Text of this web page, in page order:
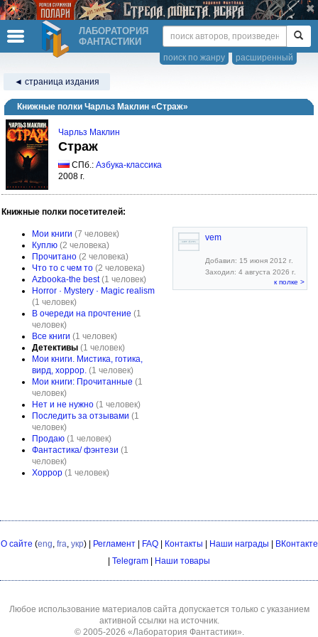
ЛАБОРАТОРИЯ
ФАНТАСТИКИ
расширенный
поиск по жанру
◄ страница издания
Книжные полки Чарльз Маклин «Страж»
Чарльз Маклин
Страж
СПб.: Азбука-классика
2008 г.
Книжные полки посетителей:
Мои книги (7 человек)
Куплю (2 человека)
Прочитано (2 человека)
Что то с чем то (2 человека)
Azbooka-the best (1 человек)
Horror · Mystery · Magic realism
(1 человек)
В очереди на прочтение (1
человек)
Все книги (1 человек)
Детективы (1 человек)
Мои книги. Мистика, готика,
вирд, хоррор. (1 человек)
Мои книги: Прочитанные (1
человек)
Нет и не нужно (1 человек)
Последить за отзывами (1
человек)
Продаю (1 человек)
Фантастика/ фэнтези (1
человек)
Хоррор (1 человек)
vem
Добавил: 15 июня 2012 г.
Заходил: 4 августа 2026 г.
к полке >
О сайте (eng, fra, укр) | Регламент| FAQ| Контакты Наши награды
ВКонтакте
Telegram Наши товары
Любое использование материалов сайта допускается только с указанием
активной ссылки на источник.
© 2005-2026 «Лаборатория Фантастики».